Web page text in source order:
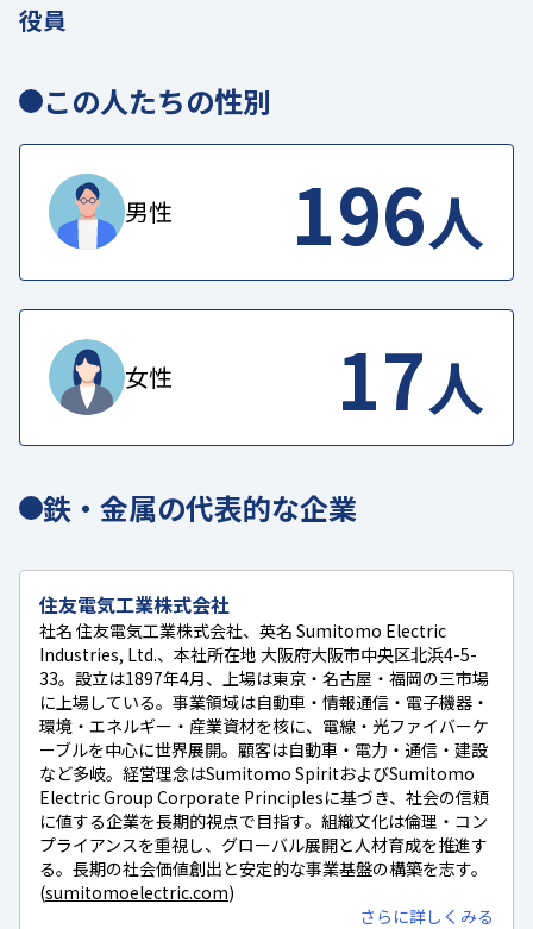
役員
この人たちの性別
男性 196人
女性 17人
鉄・金属の代表的な企業
住友電気工業株式会社
社名 住友電気工業株式会社、英名 Sumitomo Electric
Industries, Ltd.、本社所在地 大阪府大阪市中央区北浜4-5-
33。設立は1897年4月、上場は東京・名古屋・福岡の三市場
に上場している。事業領域は自動車・情報通信・電子機器・
環境・エネルギー・産業資材を核に、電線・光ファイバーケ
ーブルを中心に世界展開。顧客は自動車・電力・通信・建設
など多岐。経営理念はSumitomo SpiritおよびSumitomo
Electric Group Corporate Principlesに基づき、社会の信頼
に値する企業を長期的視点で目指す。組織文化は倫理・コン
プライアンスを重視し、グローバル展開と人材育成を推進す
る。長期の社会価値創出と安定的な事業基盤の構築を志す。
(sumitomoelectric.com)
さらに詳しくみる